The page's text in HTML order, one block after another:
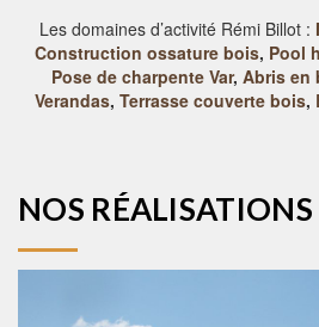
Les domaines d’activité Rémi Billot :
Construction ossature bois, Pool
Pose de charpente Var, Abris en
Verandas, Terrasse couverte bois,
NOS RÉALISATIONS